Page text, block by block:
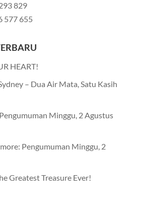
829
577 655
HEART!
– Dua Air Mata, Satu Kasih
Minggu, 2 Agustus
Pengumuman Minggu, 2
Greatest Treasure Ever!